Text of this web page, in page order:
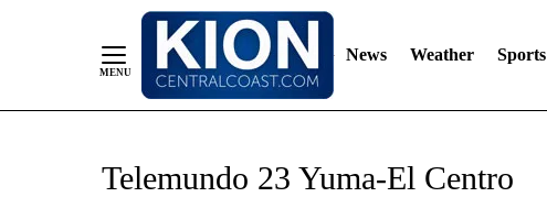
News Weather Sports
Telemundo 23 Yuma-El Centro